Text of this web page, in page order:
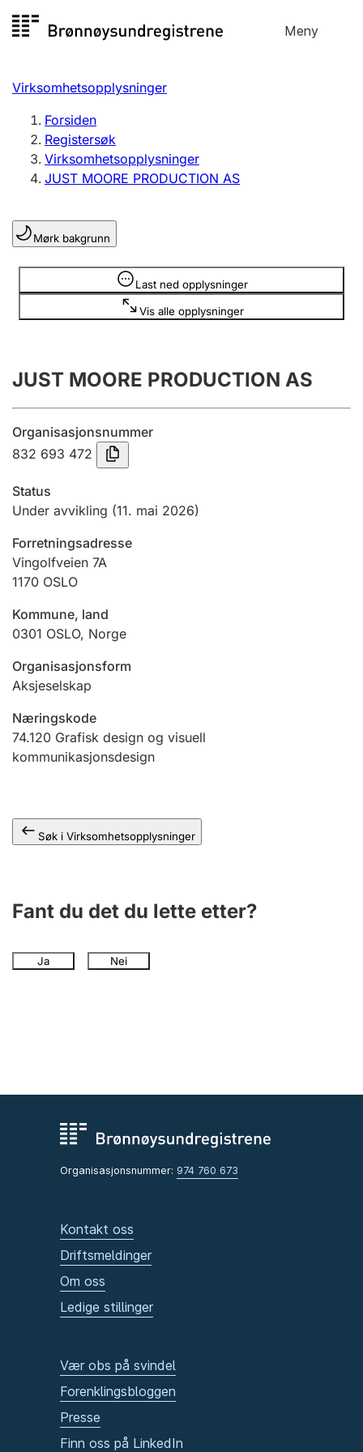
til
Meny
Registersøk
Aksjeselskap
Enkeltpersonforetak
Registrere, endre, slette
Lag og forening
Registrere, endre, slette
Årsregnskap
Innsending og forsinkelsesgebyr
Betaling og jegeravgiftskort
Ektepaktveileder
Offentlig sektor
Andre tema
Virksomhetsopplysninger
Forsiden
Registersøk
Virksomhetsopplysninger
JUST MOORE PRODUCTION AS
Mørk bakgrunn
Last ned opplysninger
Vis alle opplysninger
Opplysninger er skjult
JUST MOORE PRODUCTION AS
Organisasjonsnummer
832 693 472
Status
Under avvikling (11. mai 2026)
Forretningsadresse
Vingolfveien 7A
1170 OSLO
Kommune, land
0301 OSLO, Norge
Organisasjonsform
Aksjeselskap
Næringskode
74.120 Grafisk design og visuell
kommunikasjonsdesign
Søk i Virksomhetsopplysninger
Fant du det du lette etter?
Ja Nei
Organisasjonsnummer: 974 760 673
Kontakt oss
Driftsmeldinger
Om oss
Ledige stillinger
Vær obs på svindel
Forenklingsbloggen
Presse
Finn oss på LinkedIn